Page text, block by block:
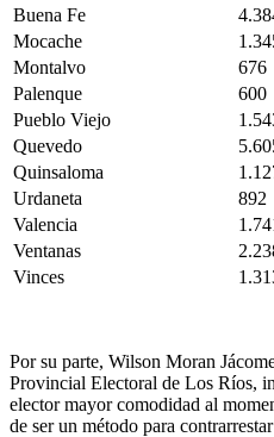
Buena Fe
Mocache
Montalvo
676
Palenque
600
Pueblo Viejo
Quevedo
Quinsaloma
Urdaneta
892
Valencia
Ventanas
Vinces
Por su parte, Wilson Moran
Provincial Electoral de Los Ríos,
elector mayor comodidad al
de ser un método para